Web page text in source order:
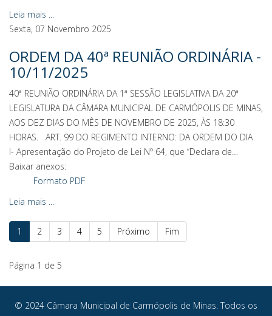
Leia mais ...
Sexta, 07 Novembro 2025
ORDEM DA 40ª REUNIÃO ORDINÁRIA -
10/11/2025
40ª REUNIÃO ORDINÁRIA DA 1ª SESSÃO LEGISLATIVA DA 20ª
LEGISLATURA DA CÂMARA MUNICIPAL DE CARMÓPOLIS DE MINAS,
AOS DEZ DIAS DO MÊS DE NOVEMBRO DE 2025, ÀS 18:30
HORAS. ART. 99 DO REGIMENTO INTERNO: DA ORDEM DO DIA
I- Apresentação do Projeto de Lei Nº 64, que “Declara de…
Baixar anexos:
Formato PDF
Leia mais ...
1 2 3 4 5 Próximo Fim
Página 1 de 5
© 2024 Câmara Municipal de Carmópolis de Minas. Todos os